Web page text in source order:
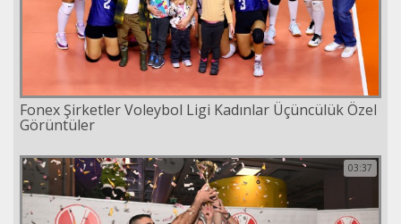
Fonex Şirketler Voleybol Ligi Kadınlar Üçüncülük Özel
Görüntüler
03:37